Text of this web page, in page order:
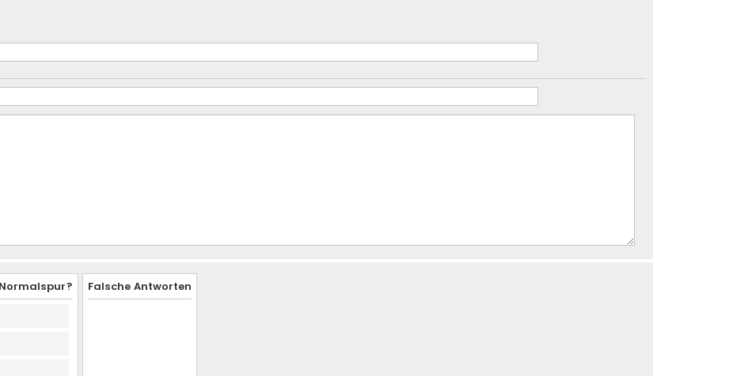
Falsche Antworten